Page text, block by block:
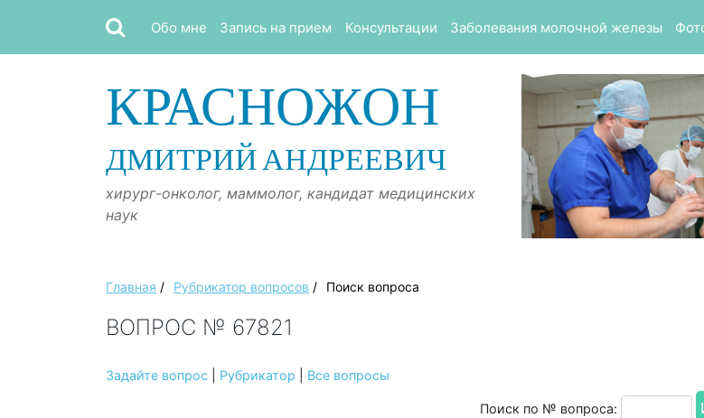
Обо мне Запись на прием Консультации Заболевания молочной железы
КРАСНОЖОН
ДМИТРИЙ АНДРЕЕВИЧ
хирург-онколог, маммолог, кандидат медицинских
наук
Главная / Рубрикатор вопросов / Поиск вопроса
ВОПРОС № 67821
Задайте вопрос Рубрикатор Все вопросы
Поиск по № вопроса: